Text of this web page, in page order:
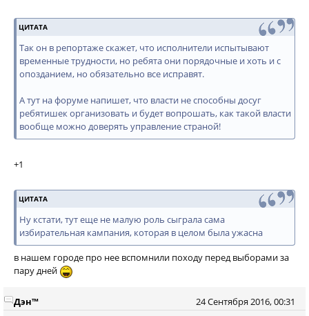
ЦИТАТА
Так он в репортаже скажет, что исполнители испытывают
временные трудности, но ребята они порядочные и хоть и с
опозданием, но обязательно все исправят.
А тут на форуме напишет, что власти не способны досуг
ребятишек организовать и будет вопрошать, как такой власти
вообще можно доверять управление страной!
+1
ЦИТАТА
Ну кстати, тут еще не малую роль сыграла сама
избирательная кампания, которая в целом была ужасна
в нашем городе про нее вспомнили походу перед выборами за
пару дней
24 Сентября 2016, 00:31
Дэн™